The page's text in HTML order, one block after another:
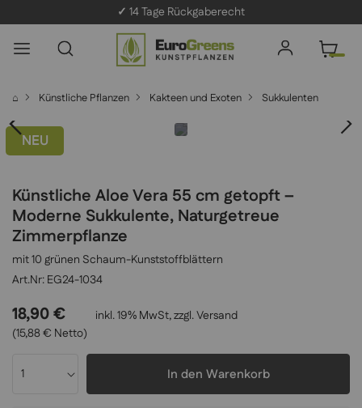
✓ 14 Tage Rückgaberecht
⌂ Künstliche Pflanzen Kakteen und Exoten Sukkulenten
NEU
Künstliche Aloe Vera 55 cm getopft –
Moderne Sukkulente, Naturgetreue
Zimmerpflanze
mit 10 grünen Schaum-Kunststoffblättern
EG24-1034
18,90 €
(15,88 € Netto)
inkl. 19% MwSt, zzgl.Versand
In den Warenkorb